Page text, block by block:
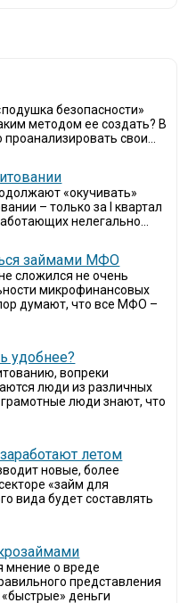
безопасности»
методом ее создать? В
свои...
«окучивать»
– только за I квартал
нелегально...
займами МФО
сложился не очень
микрофинансовых
думают, что все МФО –
удобнее?
вопреки
люди из различных
люди знают, что
летом
новые, более
«займ для
вида будет составлять
мнение о вреде
представления
деньги